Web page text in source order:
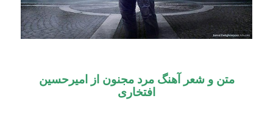
متن و شعر آهنگ مرد مجنون از امیرحسین
افتخاری